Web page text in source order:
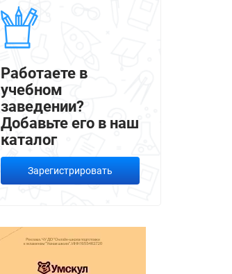
Работаете в
учебном
заведении?
Добавьте его в наш
каталог
Зарегистрировать